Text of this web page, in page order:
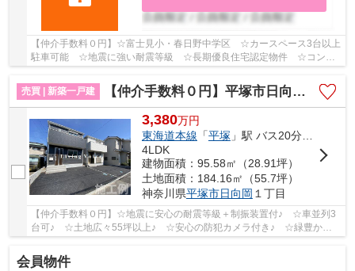
【仲介手数料０円】☆富士見小・春日野中学区 ☆カースペース3台以上
駐車可能 ☆地震に強い耐震等級 ☆長期優良住宅認定物件 ☆コンビ
売買 | 新築一戸建
【仲介手数料０円】平塚市日向岡 第4 新築一戸建て 全2棟
3,380万円
東海道本線 「平塚」駅 バス20分 「日向岡1丁目」 停歩6分
4LDK
建物面積：95.58㎡（28.91坪）
土地面積：184.16㎡（55.7坪）
神奈川県平塚市日向岡 １丁目
【仲介手数料０円】☆地震に安心の耐震等級＋制振装置付♪ ☆車並列3
台可♪ ☆土地広々55坪以上♪ ☆安心の防犯カメラ付き♪ ☆緑豊かな
会員物件